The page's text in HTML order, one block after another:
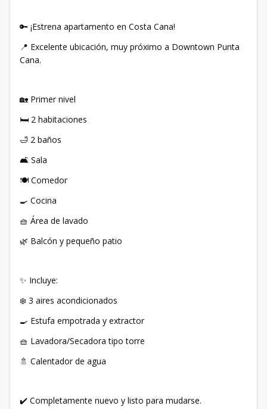
🔑 ¡Estrena apartamento en Costa Cana!
📍 Excelente ubicación, muy próximo a Downtown Punta
Cana.
🏡 Primer nivel
🛏️ 2 habitaciones
🛁 2 baños
🛋️ Sala
🍽️ Comedor
🍳 Cocina
🧺 Área de lavado
🌿 Balcón y pequeño patio
✨ Incluye:
❄️ 3 aires acondicionados
🍳 Estufa empotrada y extractor
🧺 Lavadora/Secadora tipo torre
🚿 Calentador de agua
✔️ Completamente nuevo y listo para mudarse.